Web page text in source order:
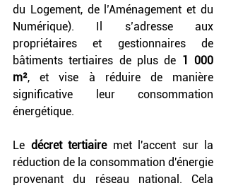
du Logement, de l’Aménagement et du
Numérique). Il s’adresse aux
propriétaires et gestionnaires de
bâtiments tertiaires de plus de 1 000
m², et vise à réduire de manière
significative leur consommation
énergétique.
Le décret tertiaire met l'accent sur la
réduction de la consommation d'énergie
provenant du réseau national. Cela